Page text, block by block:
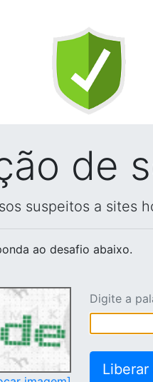
de
suspeitos a sites
ao desafio abaixo.
Digite a